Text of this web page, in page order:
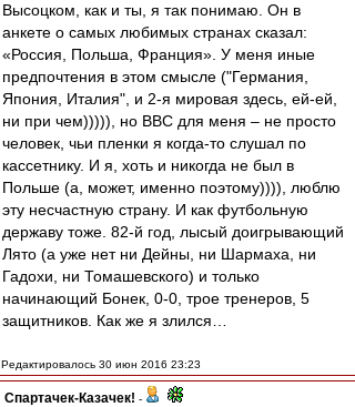
Высоцком, как и ты, я так понимаю. Он в
анкете о самых любимых странах сказал:
«Россия, Польша, Франция». У меня иные
предпочтения в этом смысле ("Германия,
Япония, Италия", и 2-я мировая здесь, ей-ей,
ни при чем))))), но ВВС для меня – не просто
человек, чьи пленки я когда-то слушал по
кассетнику. И я, хоть и никогда не был в
Польше (а, может, именно поэтому)))), люблю
эту несчастную страну. И как футбольную
державу тоже. 82-й год, лысый доигрывающий
Лято (а уже нет ни Дейны, ни Шармаха, ни
Гадохи, ни Томашевского) и только
начинающий Бонек, 0-0, трое тренеров, 5
защитников. Как же я злился…
Редактировалось 30 июн 2016 23:23
Спартачек-Казачек! -